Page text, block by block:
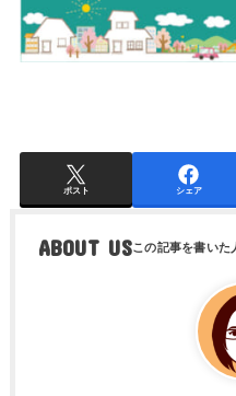
ポスト シェア
ABOUT US